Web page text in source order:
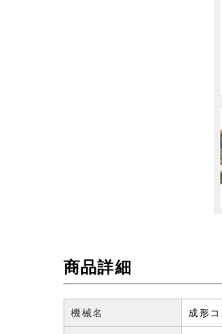
商品詳細
機械名 成形コ